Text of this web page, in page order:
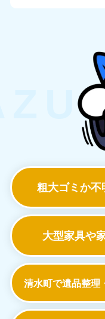
粗大ゴミか不
大型家具や
清水町で遺品整理